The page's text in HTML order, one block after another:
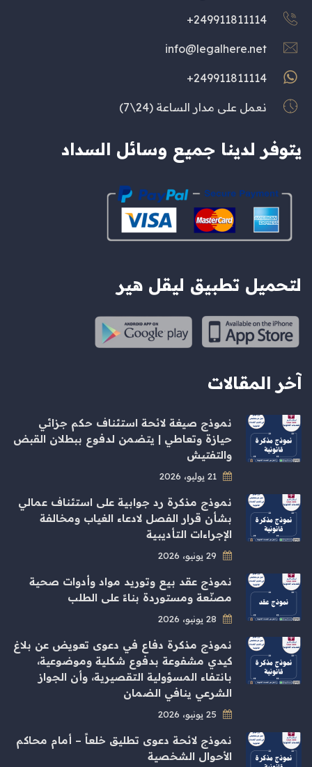
249911811114+
info@legalhere.net
249911811114+
نعمل على مدار الساعة (24\7)
يتوفر لدينا جميع وسائل السداد
لتحميل تطبيق ليقل هير
آخر المقالات
نموذج صيغة لائحة استئناف حكم جزائي
حيازة وتعاطي | يتضمن لدفوع ببطلان القبض
والتفتيش
نموذج مذكرة رد جوابية على استئناف عمالي
بشأن قرار الفصل لادعاء الغياب ومخالفة
الإجراءات التأديبية
نموذج عقد بيع وتوريد مواد وأدوات صحية
مصنّعة ومستوردة بناءً على الطلب
نموذج مذكرة دفاع في دعوى تعويض عن بلاغ
كيدي مشفوعة بدفوع شكلية وموضوعية،
بانتفاء المسؤولية التقصيرية، وأن الجواز
الشرعي ينافي الضمان
نموذج لائحة دعوى تطليق خلعاً – أمام محاكم
الأحوال الشخصية